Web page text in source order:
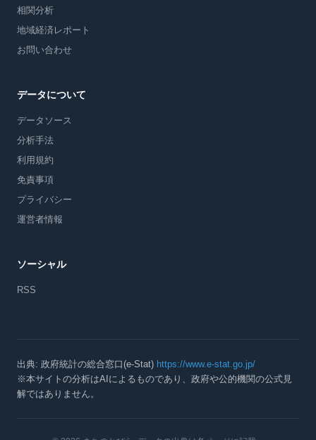
相関分析
地域経済レポート
お問い合わせ
データについて
データソース
分析手法
利用規約
免責事項
プライバシー
運営者情報
ソーシャル
RSS
出典: 政府統計の総合窓口(e-Stat) https://www.e-stat.go.jp/
※本サイトの分析はAIによるものであり、政府や公的機関の公式見
解ではありません。